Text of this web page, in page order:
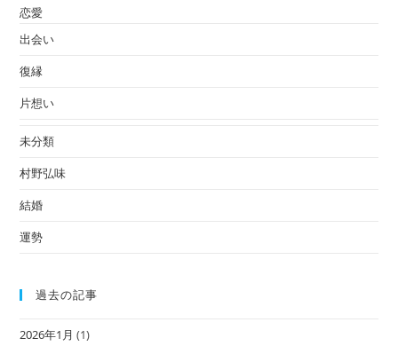
恋愛
出会い
復縁
片想い
未分類
村野弘味
結婚
運勢
過去の記事
2026年1月 (1)